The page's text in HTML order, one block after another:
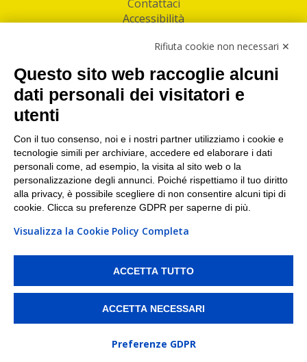
Contattaci
Accessibilità
Facebook
Linkedin
I nostri punti di ritiro e spedizione pacchi nelle
maggiori città italiane
Torino|Milano|Roma|Bologna|Firenze| Genova
Napoli|Varese
PI/CF/N°Iscr.: 10821360012 | REA: RM 1494760 | Cap.Soc.: 50.000€ |
Whistleblowing|Privacy |Preferenze Cookies
ritirare i tuoi acquisti online e spedire i tuoi pacchi.
Rifiuta cookie non necessari ✕
Questo sito web raccoglie alcuni
dati personali dei visitatori e
utenti
Con il tuo consenso, noi e i nostri partner utilizziamo i cookie e
tecnologie simili per archiviare, accedere ed elaborare i dati
personali come, ad esempio, la visita al sito web o la
personalizzazione degli annunci. Poiché rispettiamo il tuo diritto
alla privacy, è possibile scegliere di non consentire alcuni tipi di
cookie. Clicca su preferenze GDPR per saperne di più.
Visualizza la Cookie Policy Completa
ACCETTA TUTTO
ACCETTA NECESSARI
Preferenze GDPR